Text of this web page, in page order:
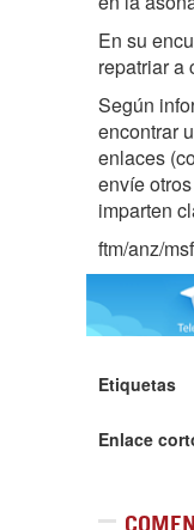
En su
repatriar a
Según
encontrar
enlaces
envíe
imparten
ftm/anz/msf
Etiquetas
Enlace